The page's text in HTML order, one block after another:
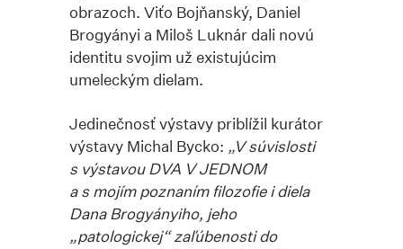
obrazoch. Viťo Bojňanský, Daniel
Brogyányi a Miloš Luknár dali novú
identitu svojim už existujúcim
umeleckým dielam.
Jedinečnosť výstavy priblížil kurátor
výstavy Michal Bycko: „V súvislosti
s výstavou DVA V JEDNOM
a s mojím poznaním filozofie i diela
Dana Brogyányiho, jeho
„patologickej“ zaľúbenosti do